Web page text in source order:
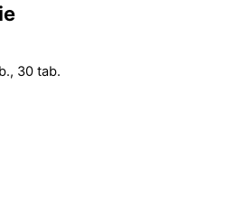
30 tab.